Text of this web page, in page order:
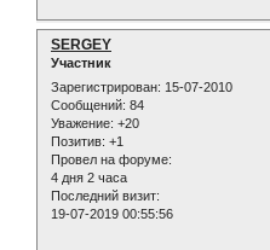
SERGEY
Участник
Зарегистрирован: 15-07-2010
Сообщений: 84
Уважение: +20
Позитив: +1
Провел на форуме:
4 дня 2 часа
Последний визит:
19-07-2019 00:55:56